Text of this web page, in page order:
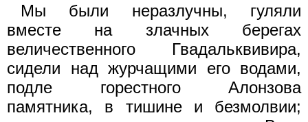
Мы были неразлучны, гуляли
вместе на злачных берегах
величественного Гвадальквивира,
сидели над журчащими его водами,
подле горестного Алонзова
памятника, в тишине и безмолвии;